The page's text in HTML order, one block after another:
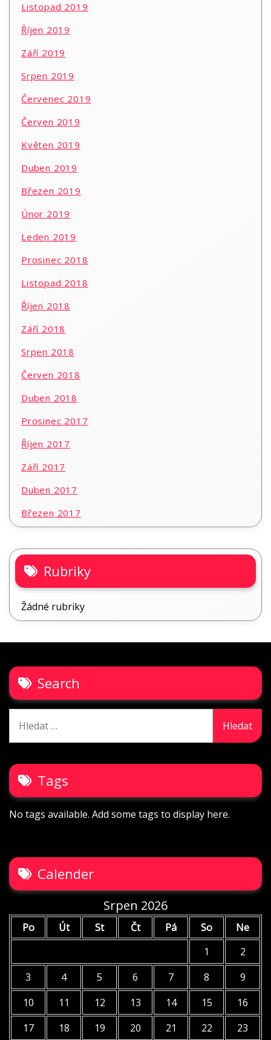
Listopad 2019
Říjen 2019
Září 2019
Srpen 2019
Červenec 2019
Červen 2019
Květen 2019
Duben 2019
Březen 2019
Únor 2019
Leden 2019
Prosinec 2018
Listopad 2018
Říjen 2018
Září 2018
Srpen 2018
Červen 2018
Duben 2018
Prosinec 2017
Říjen 2017
Září 2017
Duben 2017
Březen 2017
Rubriky
Žádné rubriky
Search
Tags
No tags available. Add some tags to display here.
Calender
Srpen 2026
Po Út St Čt Pá So
Ne
1
2
3
4 5 6 7 8
9
10
11 12 13 14 15
16
17
18 19 20 21 22 23